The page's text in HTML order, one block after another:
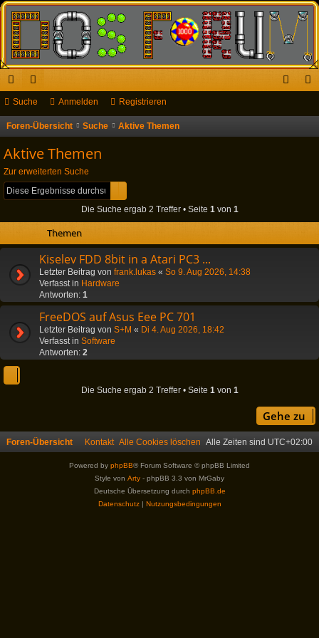
ch
ne
llz
ug
riff
or
en
Suche Anmelden Registrieren
Foren-Übersicht Suche Aktive Themen
Aktive Themen
Zur erweiterten Suche
Die Suche ergab 2 Treffer • Seite 1von 1
Themen
Kiselev FDD 8bit in a Atari PC3 ...
Letzter Beitrag von frank.lukas « So 9. Aug 2026, 14:38
Verfasst in Hardware
Antworten: 1
FreeDOS auf Asus Eee PC 701
Letzter Beitrag von S+M « Di 4. Aug 2026, 18:42
Verfasst in Software
Antworten: 2
Die Suche ergab 2 Treffer • Seite 1von 1
Gehe zu
Foren-Übersicht Alle Zeiten sind UTC+02:00
Alle Cookies löschen
Kontakt
Powered by phpBB® Forum Software © phpBB Limited
Style von Arty - phpBB 3.3 von MrGaby
Deutsche Übersetzung durch phpBB.de
Datenschutz| Nutzungsbedingungen